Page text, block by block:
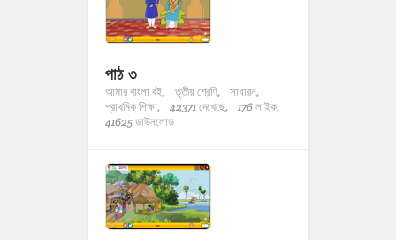
পাঠ ৩
আমার বাংলা বই, তৃতীয় শ্রেণি,
সাধারন,
প্রাথমিক শিক্ষা,
42371 দেখেছে,
176 লাইক,
41625 ডাউনলোড